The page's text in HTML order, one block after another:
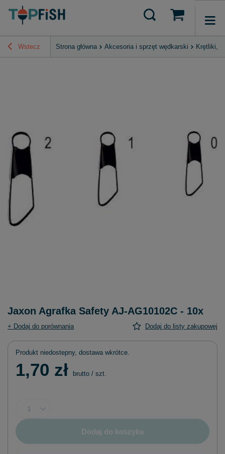
Wstecz Strona główna Akcesoria i sprzęt wędkarski Krętliki,
Jaxon Agrafka Safety AJ-AG10102C - 10x
+ Dodaj do porównania Dodaj do listy zakupowej
Produkt niedostepny, dostawa wkrótce
1,70 zł brutto / szt.
Dodaj do koszyka